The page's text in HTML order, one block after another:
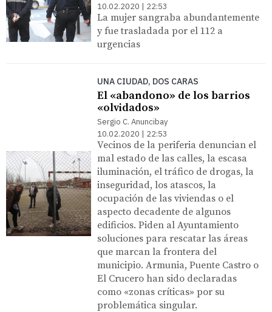
10.02.2020 | 22:53
La mujer sangraba abundantemente
y fue trasladada por el 112 a
urgencias
UNA CIUDAD, DOS CARAS
El «abandono» de los barrios
«olvidados»
Sergio C. Anuncibay
10.02.2020 | 22:53
Vecinos de la periferia denuncian el
mal estado de las calles, la escasa
iluminación, el tráfico de drogas, la
inseguridad, los atascos, la
ocupación de las viviendas o el
aspecto decadente de algunos
edificios. Piden al Ayuntamiento
soluciones para rescatar las áreas
que marcan la frontera del
municipio. Armunia, Puente Castro o
El Crucero han sido declaradas
como «zonas críticas» por su
problemática singular.